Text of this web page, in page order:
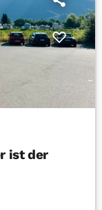
ist der